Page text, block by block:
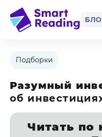
Подборки
Разумный
об
Читать по